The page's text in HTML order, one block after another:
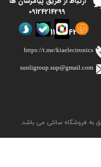
به فروشگاه سانلی می باشد.
sunligroup.sup@gmail.com​​​​​​​
https://t.me/kiaelectronics
09124214299
09124214299